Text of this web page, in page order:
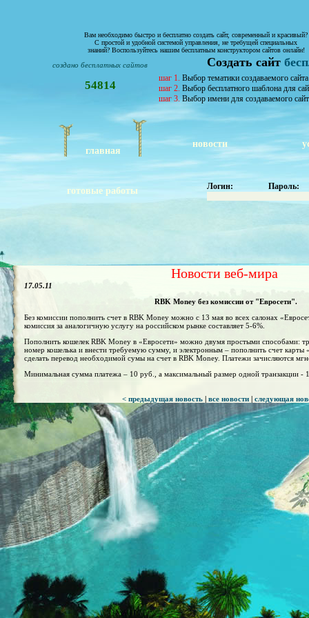
Вам необходимо быстро и бесплатно создать сайт, современный и красивый?
С простой и удобной системой управления, не требущей специальных
знаний? Воспользуйтесь нашим бесплатным конструктором сайтов онлайн!
создано бесплатных сайтов
54814
Создать сайт
шаг 1. Выбор тематики создаваемого сайта
шаг 2. Выбор бесплатного шаблона для
шаг 3.Выбор имени для создаваемого
готовые работы
главная
новости
Логин: Пароль:
Новости веб-мира
17.05.11
RBK Money без комиссии от "Евросети".
Без комиссии пополнить счет в RBK Money можно с 13 мая во всех салонах
комиссия за аналогичную услугу на российском рынке составляет 5-6%.
Пополнить кошелек RBK Money в «Евросети» можно двумя простыми способами:
номер кошелька и внести требуемую сумму, и электронным – пополнить счет карты
сделать перевод необходимой сумы на счет в RBK Money. Платежи зачисляются
Минимальная сумма платежа – 10 руб., а максимальный размер одной транзакции -
< предыдущая новость | все новости | следующая